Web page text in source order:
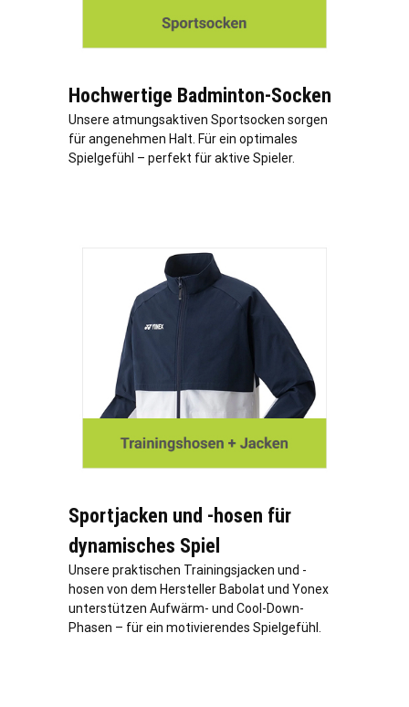
Hochwertige Badminton-Socken
Unsere atmungsaktiven Sportsocken sorgen
für angenehmen Halt. Für ein optimales
Spielgefühl – perfekt für aktive Spieler.
Sportjacken und -hosen für
dynamisches Spiel
Unsere praktischen Trainingsjacken und -
hosen von dem Hersteller Babolat und Yonex
unterstützen Aufwärm- und Cool-Down-
Phasen – für ein motivierendes Spielgefühl.